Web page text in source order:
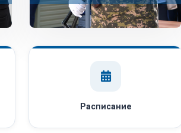
Расписание